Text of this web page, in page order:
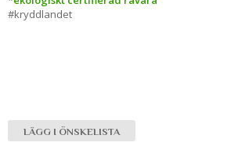
#kryddlandet
LÄGG I ÖNSKELISTA